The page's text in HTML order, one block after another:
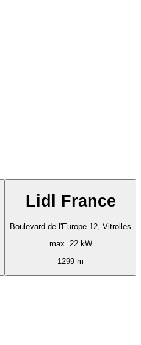
Lidl France
Boulevard de l'Europe 12, Vitrolles
max. 22 kW
1299 m